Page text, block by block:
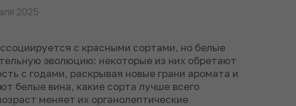
2025
с красными сортами, но белые
эволюцию: некоторые из них обретают
с годами, раскрывая новые грани аромата и
белые вина, какие сорта лучше всего
меняет их органолептические